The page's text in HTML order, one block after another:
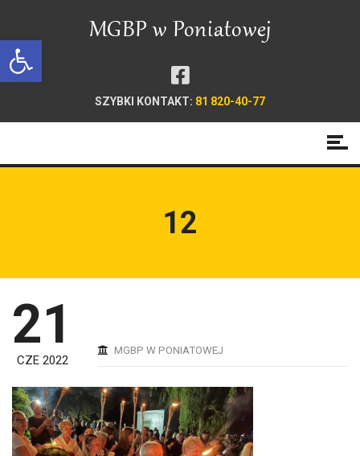
Open toolbar
SZYBKI KONTAKT: 81 820-40-77
12
21
CZE 2022
MGBP W PONIATOWEJ